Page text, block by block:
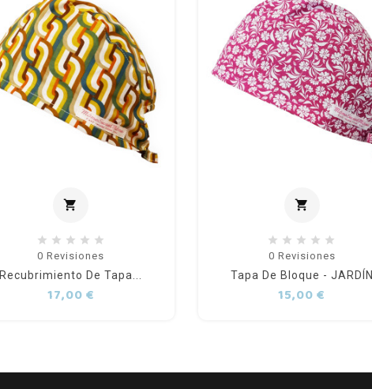
shopping_cart
0 Revisiones
Recubrimiento De Tapa...
17,00 €
shopping_cart
0 Revisiones
Tapa De Bloque - JARDÍN
15,00 €